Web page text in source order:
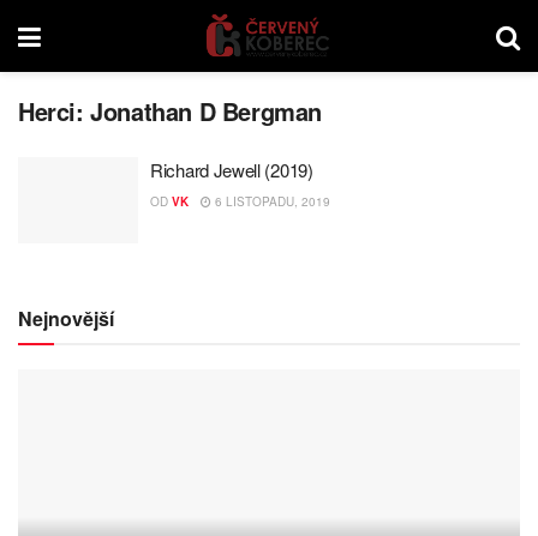
Herci:Jonathan D Bergman
Richard Jewell (2019)
OD VK 6 LISTOPADU, 2019
Nejnovější